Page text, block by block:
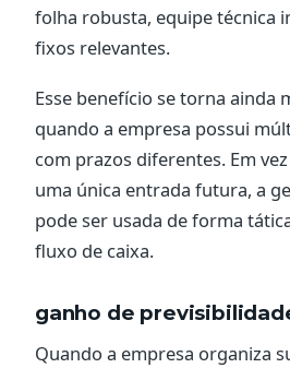
folha robusta, equipe técnica
fixos relevantes.
Esse benefício se torna ainda
quando a empresa possui
com prazos diferentes. Em
uma única entrada futura, a
pode ser usada de forma
fluxo de caixa.
ganho de
Quando a empresa organiza